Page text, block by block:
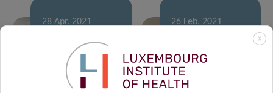
28 Apr. 2021
Exposure to
pollutants in
Luxembourg
26 Feb. 2021
personalised
treatment of
recurrent
X